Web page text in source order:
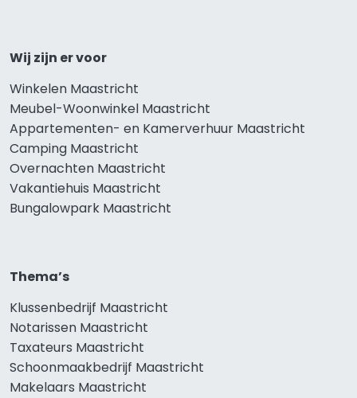
Wij zijn er voor
Winkelen Maastricht
Meubel-Woonwinkel Maastricht
Appartementen- en Kamerverhuur Maastricht
Camping Maastricht
Overnachten Maastricht
Vakantiehuis Maastricht
Bungalowpark Maastricht
Thema’s
Klussenbedrijf Maastricht
Notarissen Maastricht
Taxateurs Maastricht
Schoonmaakbedrijf Maastricht
Makelaars Maastricht